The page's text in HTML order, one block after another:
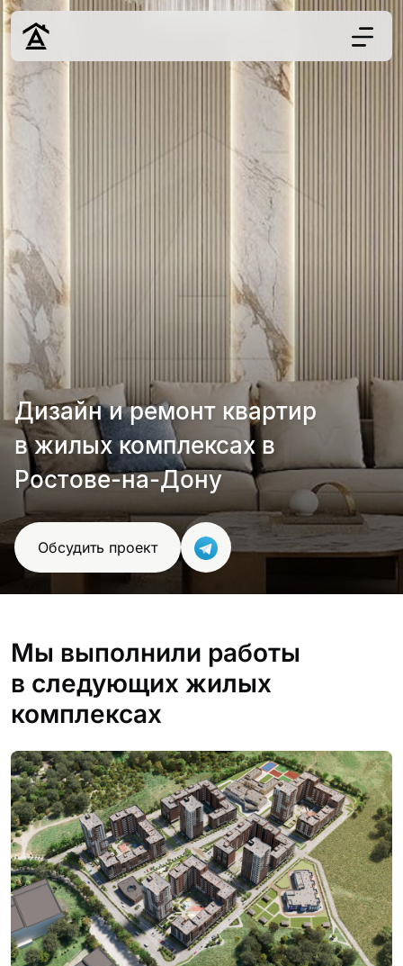
Дизайн
Ремонт
Наши работы
О нас
Контакты
8 (863) 221-10-
Обсудить проект
Дизайн и ремонт квартир
в жилых комплексах в
Ростове-на-Дону
Обсудить проект
Мы выполнили работы
в следующих жилых
комплексах